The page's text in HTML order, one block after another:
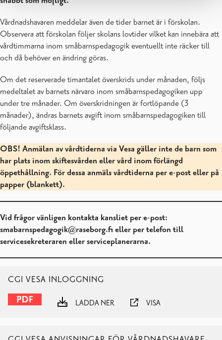
Vårdnadshavaren meddelar även de tider barnet är i förskolan.
Observera att förskolan följer skolans lovtider vilket kan innebära att
vårdtimmarna inom småbarnspedagogik eventuellt inte räcker till
och då behöver en ändring göras.
Om det reserverade timantalet överskrids under månaden, följs
medeltalet av barnets närvaro inom småbarnspedagogiken upp
under tre månader. Om överskridningen är fortlöpande (3
månader), ändras barnets avgift inom småbarnspedagogiken till
följande avgiftsklass.
OBS! Anmälan av vårdtiderna via Vesa gäller inte de barn som
har plats inom skiftesvården eller vård inom förlängd
öppethållning. För dessa anmäls vårdtiderna per e-post eller på
papper (blankett).
Vid frågor vänligen kontakta kansliet per e-post:
smabarnspedagogik@raseborg.fi eller per telefon till
servicesekreteraren eller serviceplanerarna.
CGI VESA INLOGGNING
LADDA NER VISA